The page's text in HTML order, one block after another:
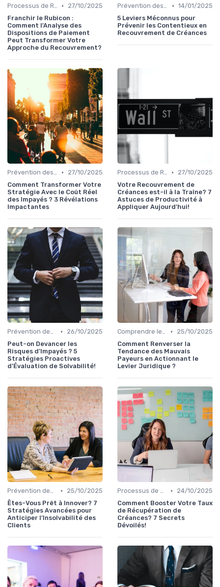
Processus de Recouvrement •
27/10/2025
Franchir le Rubicon :
Comment l'Analyse des
Dispositions de Paiement
Peut Transformer Votre
Approche du Recouvrement?
Prévention des Impayés • 14/01/2025
5 Leviers Méconnus pour
Prévenir les Contentieux en
Recouvrement de Créances
Prévention des Impayés •
27/10/2025
Comment Transformer Votre
Stratégie Avec le Coût Réel
des Impayés ? 3 Révélations
Impactantes
Processus de Recouvrement •
27/10/2025
Votre Recouvrement de
Créances est-il à la Traîne? 7
Astuces de Productivité à
Appliquer Aujourd'hui!
Prévention des Impayés •
26/10/2025
Peut-on Devancer les
Risques d'Impayés ? 5
Stratégies Proactives
d'Évaluation de Solvabilité!
Comprendre le Recouvrement de Créances •
25/10/2025
Comment Renverser la
Tendance des Mauvais
Payeurs en Actionnant le
Levier Juridique ?
Prévention des Impayés •
25/10/2025
Êtes-Vous Prêt à Innover? 7
Stratégies Avancées pour
Anticiper l'Insolvabilité des
Clients
Processus de Recouvrement •
24/10/2025
Comment Booster Votre Taux
de Récupération de
Créances? 7 Secrets
Dévoilés!